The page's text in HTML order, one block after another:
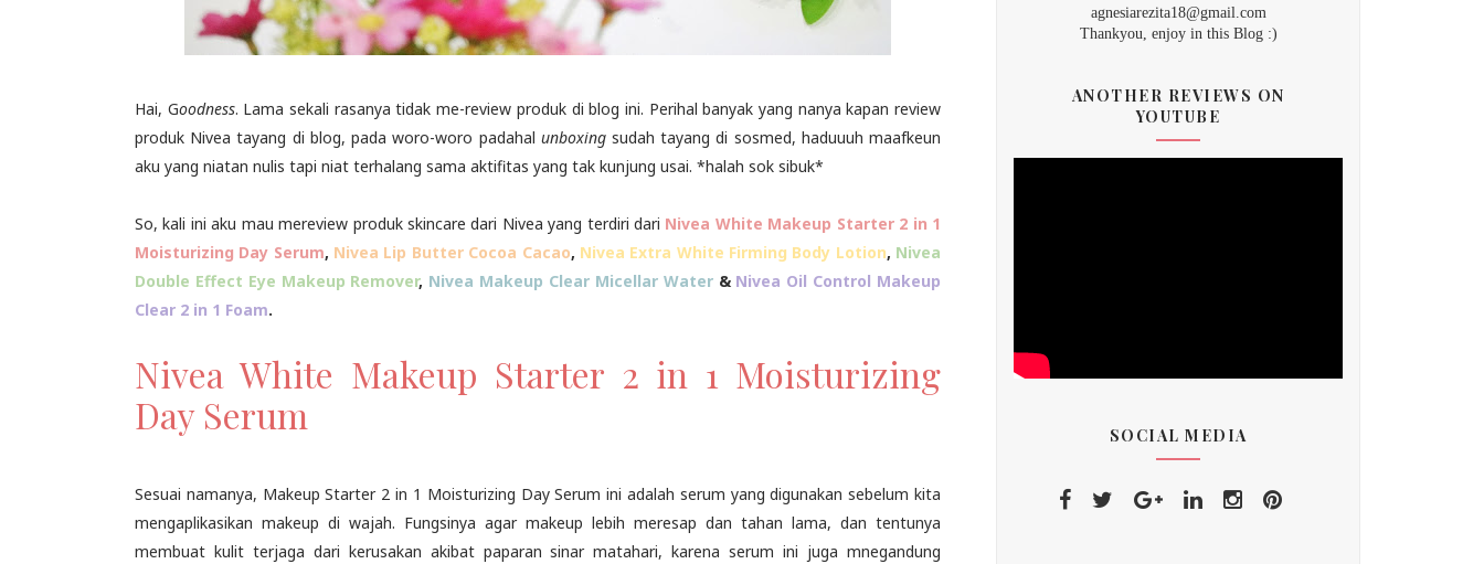
Hai, Goodness. Lama sekali rasanya tidak me-review produk di blog ini. Perihal banyak yang nanya kapan review
produk Nivea tayang di blog, pada woro-woro padahal unboxingsudah tayang di sosmed, haduuuh maafkeun
aku yang niatan nulis tapi niat terhalang sama aktifitas yang tak kunjung usai. *halah sok sibuk*
So, kali ini aku mau mereview produk skincare dari Nivea yang terdiri dari Nivea White Makeup Starter 2 in 1
Moisturizing Day Serum, Nivea Lip Butter Cocoa Cacao, Nivea Extra White Firming Body Lotion, Nivea
Double Effect Eye Makeup Remover, Nivea Makeup Clear Micellar Water& Nivea Oil Control Makeup
Clear 2 in 1 Foam.
Nivea White Makeup Starter 2 in 1 Moisturizing
Day Serum
Sesuai namanya, Makeup Starter 2 in 1 Moisturizing Day Serum ini adalah serum yang digunakan sebelum kita
mengaplikasikan makeup di wajah. Fungsinya agar makeup lebih meresap dan tahan lama, dan tentunya
membuat kulit terjaga dari kerusakan akibat paparan sinar matahari, karena serum ini juga mnegandung
agnesiarezita18@gmail.com
Thankyou, enjoy in this Blog :)
ANOTHER REVIEWS ON
YOUTUBE
SOCIAL MEDIA